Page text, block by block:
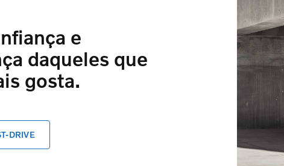
e
daqueles que
gosta.
DRIVE